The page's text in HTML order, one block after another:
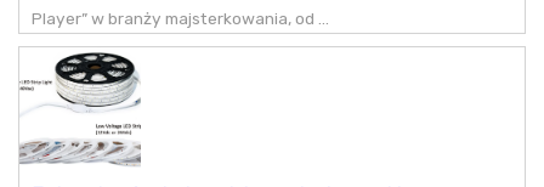
Player” w branży majsterkowania, od ...